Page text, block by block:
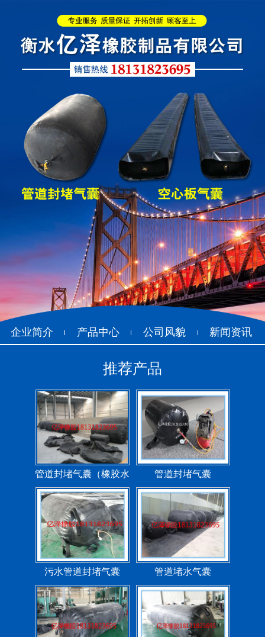
企业简介 产品中心 公司风貌 新闻资讯
推荐产品
管道封堵气囊（橡胶水
堵）
管道封堵气囊
污水管道封堵气囊 管道堵水气囊